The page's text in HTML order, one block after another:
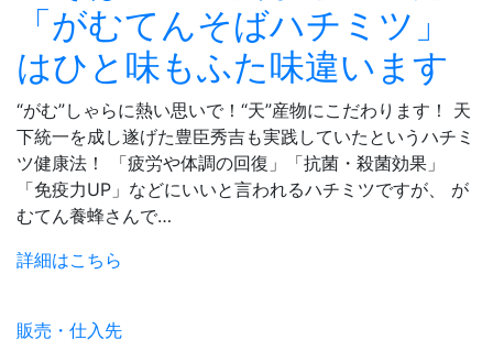
「がむてんそばハチミツ」
はひと味もふた味違います
“がむ”しゃらに熱い思いで！“天”産物にこだわります！ 天
下統一を成し遂げた豊臣秀吉も実践していたというハチミ
ツ健康法！ 「疲労や体調の回復」「抗菌・殺菌効果」
「免疫力UP」などにいいと言われるハチミツですが、 が
むてん養蜂さんで…
詳細はこちら
販売・仕入先